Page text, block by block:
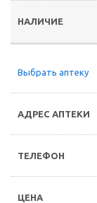
Выбрать аптеку